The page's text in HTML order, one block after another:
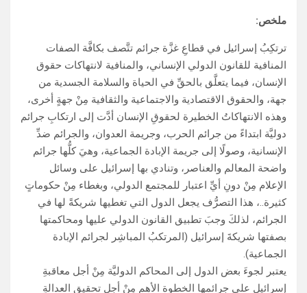
ملخص:
ترتكِبُ إسرائيل في قطاعِ غزَّة جرائم تتَّصف بكافَّة الصفات
المنافية للقانون الدولي الإنساني، والمنافية لانتهاكات حقوق
الإنسان، فيما يتعلَّق بالحقِّ في الحياة والسلامة الجسدية من
جهة، والحقوق الاقتصادية والاجتماعية والثقافية مِنْ جهةٍ أخرى،
وهذه الانتهاكاتُ الخطيرة لحقوقِ الإنسان أدَّت إلى ارتكابِ جرائم
دوليَّة ابتداءً من جرائم الحرب، وجريمة العدوان، والجرائم ضدِّ
الإنسانية، وصولًا إلى جريمة الإبادة الجماعية، وهيَ كلُّها جرائم
واضحة المعالم والعناصر، وتنادي بها إسرائيل على وسائل
الإعلام مِنْ دونِ أيِّ اعتبار للمجتمع الدولي، وبغطاء مِنْ حكوماتٍ
كثيرة..، هذا التصرُّف يجعل الدول التي تغطيها شريكةً لها في
الجرائم، لذلكَ وجبَ تطبيق القانون الدولي عليها ومحاكمتها
بصفتها شريكةَ إسرائيل (المرتكبُ المباشِر لجرائم الإبادة
الجماعية).
يعتبر لجوءَ بعض الدول إلى المحاكم الدوليَّة مِنْ أجل معاقبةِ
إسرائيل على جرائمها الخطوة الأهم مِنْ أجلِ تحقيق العدالةِ